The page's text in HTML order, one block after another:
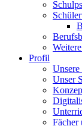
Profil
Unsere
Unser
Fächer